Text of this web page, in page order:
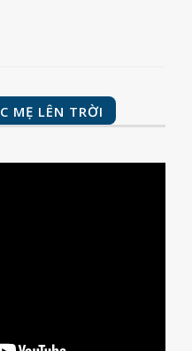
MẸ LÊN TRỜI